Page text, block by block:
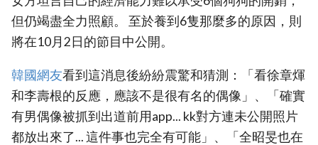
但仍竭盡全力照顧。 至於養到6隻那麼多的原因，則
將在10月2日的節目中公開。
韓國網友看到這消息後紛紛震驚和猜測：「看徐章煇
和李壽根的反應，應該不是很有名的偶像」、「確實
有男偶像被抓到出道前用app... kk對方連未公開照片
都放出來了... 這件事也完全有可能」、「全昭旻也在